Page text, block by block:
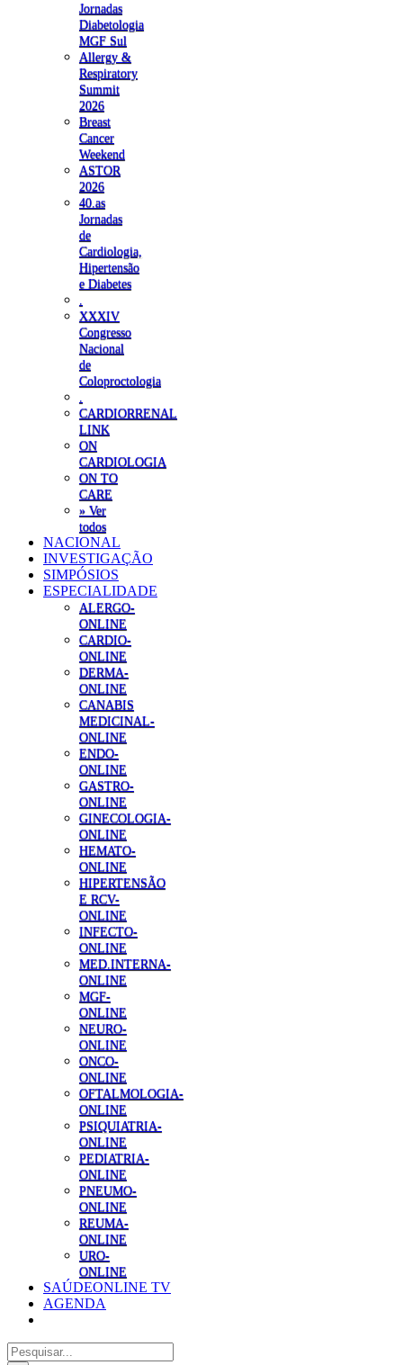
Jornadas
Diabetologia
MGF Sul
Allergy &
Respiratory
Summit
2026
Breast
Cancer
Weekend
ASTOR
2026
40.as
Jornadas
de
Cardiologia,
Hipertensão
e Diabetes
XXXIV
Congresso
Nacional
de
Coloproctologia
CARDIORRENAL
LINK
ON
CARDIOLOGIA
ON TO
CARE
» Ver
todos
NACIONAL
INVESTIGAÇÃO
SIMPÓSIOS
ESPECIALIDADE
ALERGO-
ONLINE
CARDIO-
ONLINE
DERMA-
ONLINE
CANABIS
MEDICINAL-
ONLINE
ENDO-
ONLINE
GASTRO-
ONLINE
GINECOLOGIA-
ONLINE
HEMATO-
ONLINE
HIPERTENSÃO
E RCV-
ONLINE
INFECTO-
ONLINE
MED.INTERNA-
ONLINE
MGF-
ONLINE
NEURO-
ONLINE
ONCO-
ONLINE
OFTALMOLOGIA-
ONLINE
PSIQUIATRIA-
ONLINE
PEDIATRIA-
ONLINE
PNEUMO-
ONLINE
REUMA-
ONLINE
URO-
ONLINE
SAÚDEONLINE TV
AGENDA
Pesquisar